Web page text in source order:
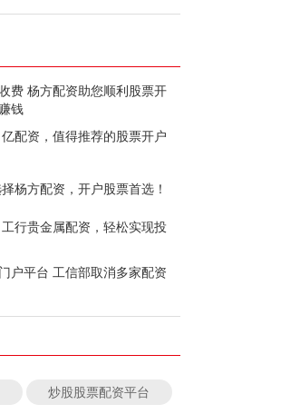
费 杨方配资助您顺利股票开
钱
配资，值得推荐的股票开户
杨方配资，开户股票首选！
行贵金属配资，轻松实现投
户平台 工信部取消多家配资
炒股股票配资平台